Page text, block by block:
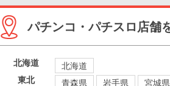
パチンコ・パチスロ店舗
北海道
北海道
東北
青森県 岩手県 宮城県